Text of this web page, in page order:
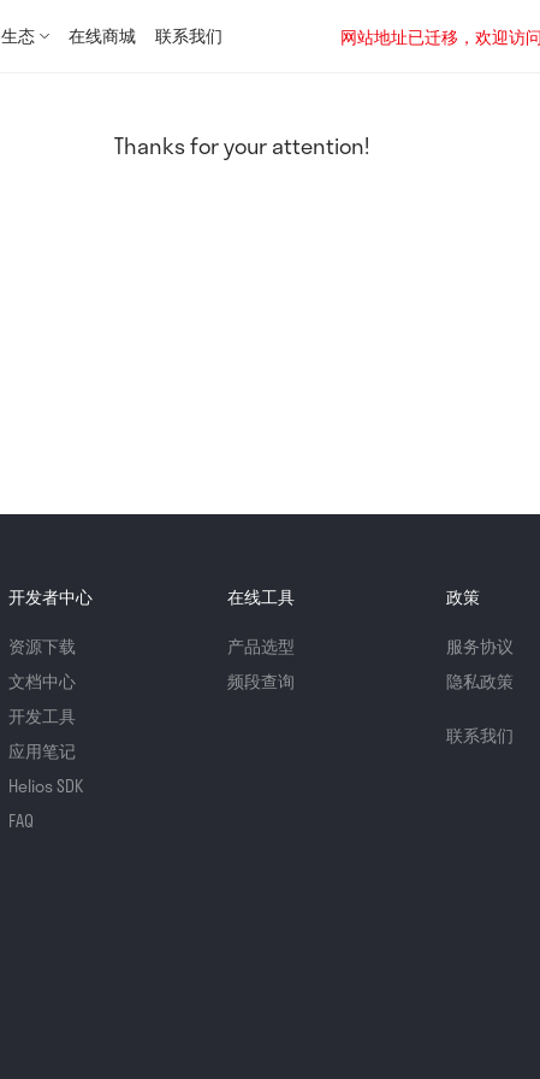
生态 在线商城 联系我们
网站地址已迁移，欢迎访
Thanks for your attention!
开发者中心
资源下载
文档中心
开发工具
应用笔记
Helios SDK
FAQ
在线工具
产品选型
频段查询
政策
服务协议
隐私政策
联系我们